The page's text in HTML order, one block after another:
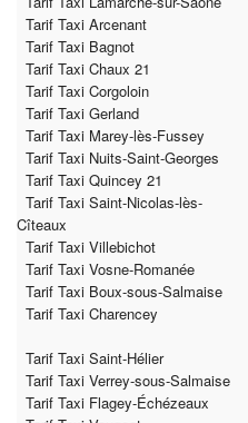
Tarif Taxi Arcenant
Tarif Taxi Bagnot
Tarif Taxi Chaux 21
Tarif Taxi Corgoloin
Tarif Taxi Gerland
Tarif Taxi Marey-lès-Fussey
Tarif Taxi Nuits-Saint-Georges
Tarif Taxi Quincey 21
Tarif Taxi Saint-Nicolas-lès-
Cîteaux
Tarif Taxi Villebichot
Tarif Taxi Vosne-Romanée
Tarif Taxi Boux-sous-Salmaise
Tarif Taxi Charencey
Tarif Taxi Saint-Hélier
Tarif Taxi Verrey-sous-Salmaise
Tarif Taxi Flagey-Échézeaux